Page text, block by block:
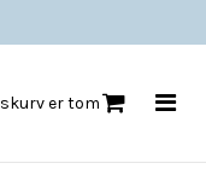
er tom